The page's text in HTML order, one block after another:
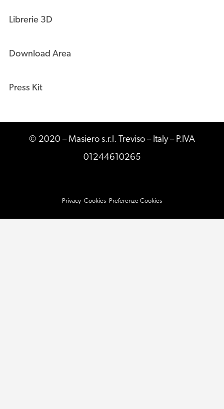
Librerie 3D
Download Area
Press Kit
© 2020 – Masiero s.r.l. Treviso – Italy – P.IVA
01244610265
Privacy Cookies Preferenze Cookies